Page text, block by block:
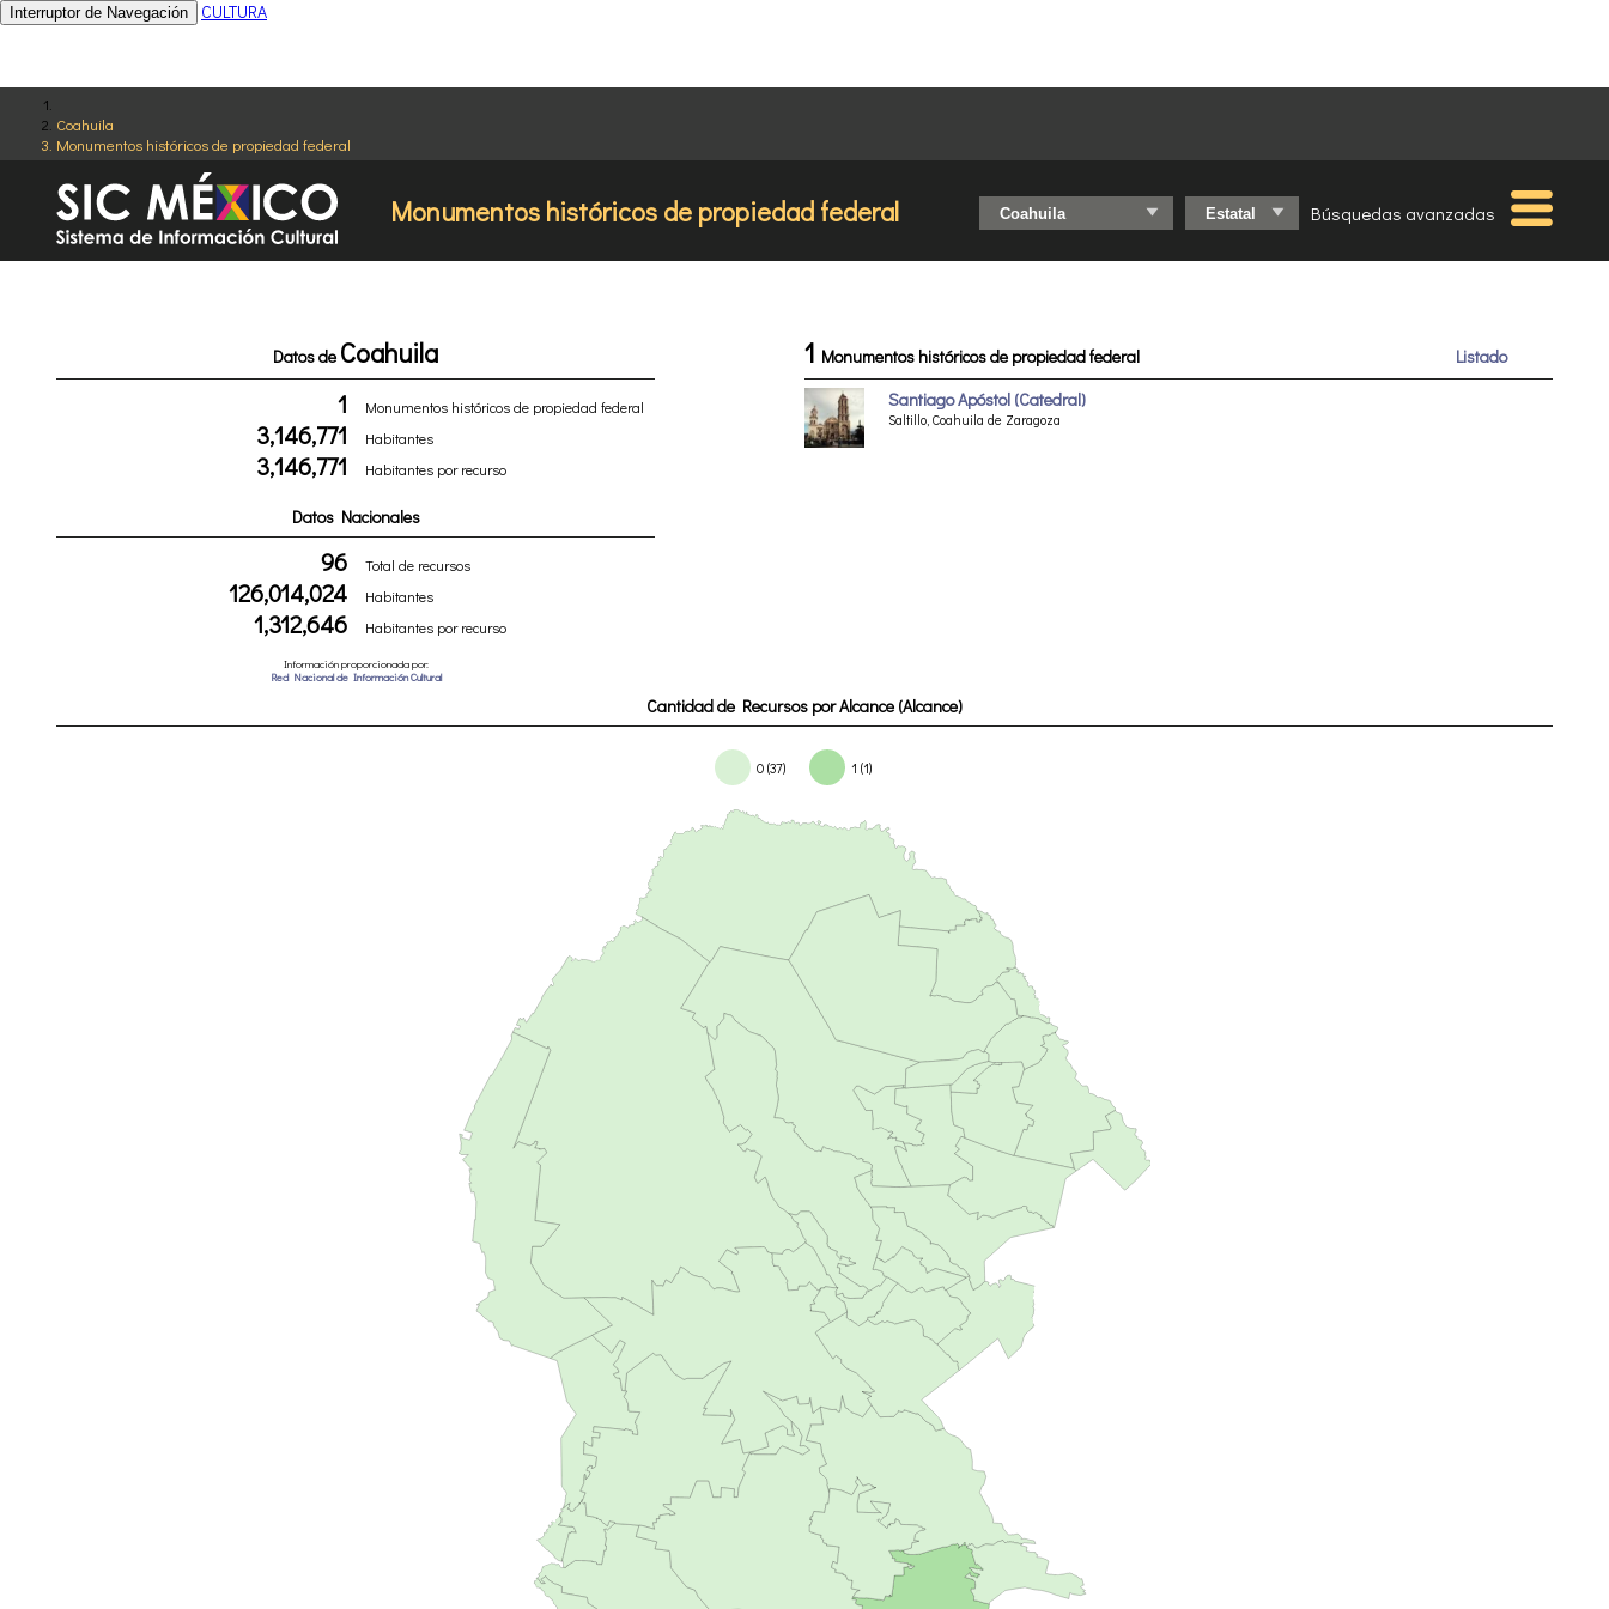
Coahuila
Monumentos históricos de propiedad federal
Monumentos históricos de propiedad federal Búsquedas avanzadas
Interruptor de Navegación CULTURA
Datos de Coahuila
1 Monumentos históricos de propiedad federal
3,146,771 Habitantes
3,146,771 Habitantes por recurso
Datos Nacionales
96 Total de recursos
126,014,024 Habitantes
1,312,646 Habitantes por recurso
Información proporcionada por:
Red Nacional de Información Cultural
1 Monumentos históricos de propiedad federal
Listado
Santiago Apóstol (Catedral)
Saltillo, Coahuila de Zaragoza
Cantidad de Recursos por Alcance (Alcance)
0 (37) 1 (1)